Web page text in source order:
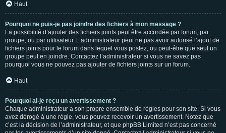
Haut
Pourquoi ne puis-je pas joindre des fichiers à mon message ?
La possibilité d’ajouter des fichiers joints peut être accordée par forum, par
groupe, ou par utilisateur. L’administrateur peut ne pas avoir autorisé l’ajout de
fichiers joints pour le forum dans lequel vous postez, ou peut-être que seul un
groupe peut en joindre. Contactez l’administrateur si vous ne savez pas
pourquoi vous ne pouvez pas ajouter de fichiers joints sur un forum.
Haut
Pourquoi ai-je reçu un avertissement ?
Chaque administrateur a son propre ensemble de règles pour son site. Si vous
avez dérogé à une règle, vous pouvez recevoir un avertissement. Notez que
c’est la décision de l’administrateur, et que phpBB Limited n’est pas concerné